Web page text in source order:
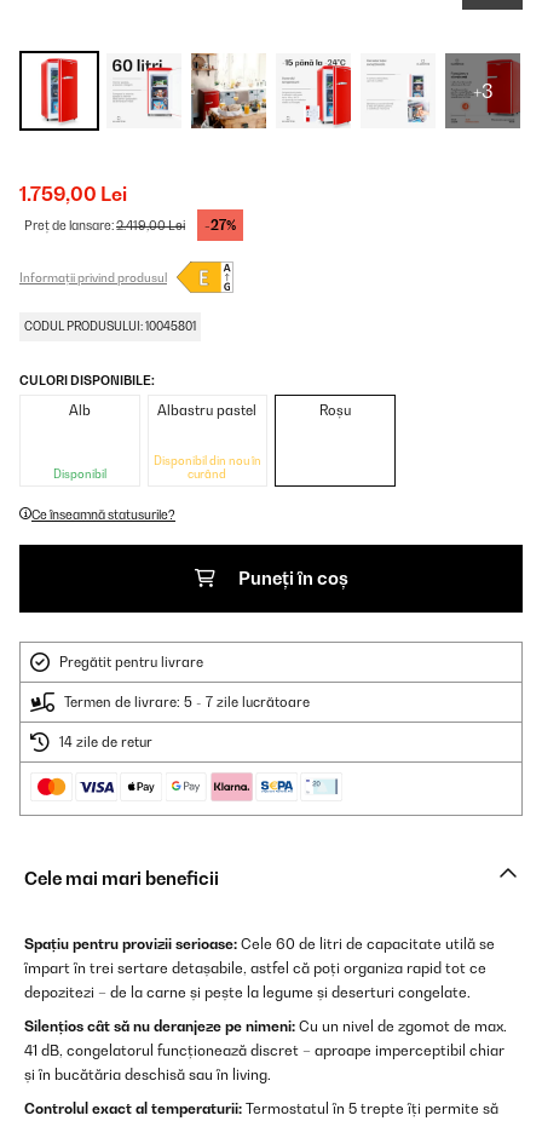
+3
1.759,00 Lei
Preț de lansare:2.419,00 Lei -27%
Informații privind produsul
CODUL PRODUSULUI: 10045801
CULORI DISPONIBILE:
Alb
Disponibil
Albastru pastel
Disponibil din nou în
curând
Roșu
Ce înseamnă statusurile?
Puneți în coș
Pregătit pentru livrare
Termen de livrare: 5 - 7 zile lucrătoare
14 zile de retur
Cele mai mari beneficii
Spațiu pentru provizii serioase: Cele 60 de litri de capacitate utilă se
împart în trei sertare detașabile, astfel că poți organiza rapid tot ce
depozitezi – de la carne și pește la legume și deserturi congelate.
Silențios cât să nu deranjeze pe nimeni: Cu un nivel de zgomot de max.
41 dB, congelatorul funcționează discret – aproape imperceptibil chiar
și în bucătăria deschisă sau în living.
Controlul exact al temperaturii: Termostatul în 5 trepte îți permite să